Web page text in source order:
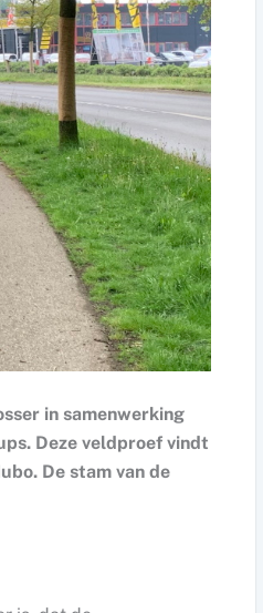
in samenwerking
Deze veldproef vindt
De stam van de